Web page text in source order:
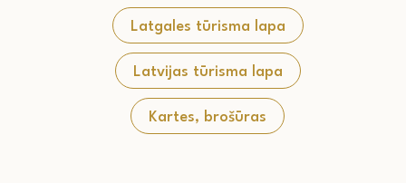
Latgales tūrisma lapa
Latvijas tūrisma lapa
Kartes, brošūras